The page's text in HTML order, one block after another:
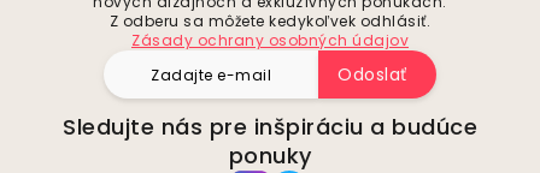
Z odberu sa môžete kedykoľvek odhlásiť.
Zásady ochrany osobných údajov
Odoslať
Sledujte nás pre inšpiráciu a budúce
ponuky